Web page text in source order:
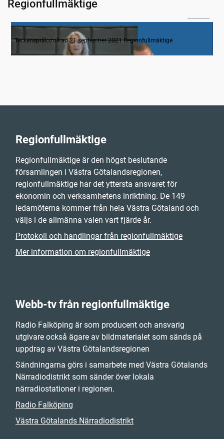
Regionfullmäktige
Inledande formalia
Teckenspråkstolkad 21 september 2021 Regionfullmäktige
Regionfullmäktige
Regionfullmäktige är den högst beslutande
församlingen i Västra Götalandsregionen,
regionfullmäktige har det yttersta ansvaret för
ekonomin och verksamhetens inriktning. De 149
ledamöterna kommer från hela Västra Götaland och
väljs i de allmänna valen vart fjärde år.
Protokoll och handlingar från regionfullmäktige
Mer information om regionfullmäktige
Webb-tv från regionfullmäktige
Radio Falköping är som producent och ansvarig
utgivare också ägare av bildmaterialet som sänds på
uppdrag av Västra Götalandsregionen
Sändningarna görs i samarbete med Västra Götalands
Närradiodistrikt som sänder över lokala
närradiostationer i regionen.
Radio Falköping
Västra Götalands Närradiodistrikt